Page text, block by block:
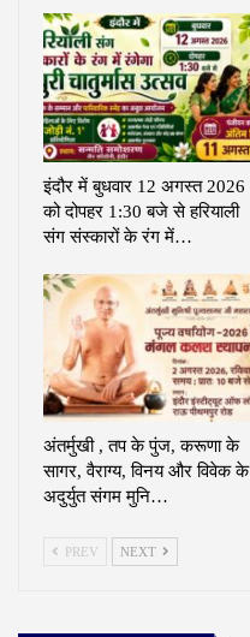
इंदौर में बुधवार 12 अगस्त 2026
को दोपहर 1:30 बजे से हरियाली
संग संस्कारों के रंग में…
अंतर्मुखी , तप के पुंज, करूणा के
सागर, वैराग्य, विनय और विवेक के
अदुर्युत संगम मुनि…
PREV NEXT